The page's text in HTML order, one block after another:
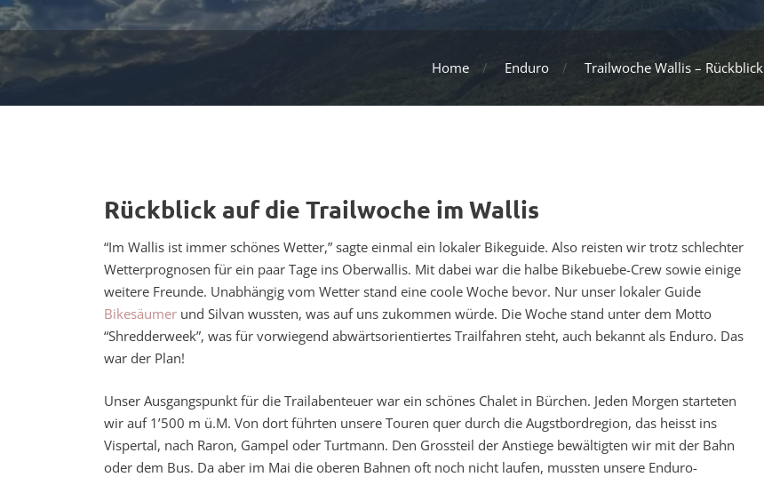
Home Enduro Trailwoche Wallis – Rückblick
Rückblick auf die Trailwoche im Wallis
“Im Wallis ist immer schönes Wetter,” sagte einmal ein lokaler Bikeguide. Also reisten wir trotz schlechter
Wetterprognosen für ein paar Tage ins Oberwallis. Mit dabei war die halbe Bikebuebe-Crew sowie einige
weitere Freunde. Unabhängig vom Wetter stand eine coole Woche bevor. Nur unser lokaler Guide
Bikesäumer und Silvan wussten, was auf uns zukommen würde. Die Woche stand unter dem Motto
“Shredderweek”, was für vorwiegend abwärtsorientiertes Trailfahren steht, auch bekannt als Enduro. Das
war der Plan!
Unser Ausgangspunkt für die Trailabenteuer war ein schönes Chalet in Bürchen. Jeden Morgen starteten
wir auf 1’500 m ü.M. Von dort führten unsere Touren quer durch die Augstbordregion, das heisst ins
Vispertal, nach Raron, Gampel oder Turtmann. Den Grossteil der Anstiege bewältigten wir mit der Bahn
oder dem Bus. Da aber im Mai die oberen Bahnen oft noch nicht laufen, mussten unsere Enduro-